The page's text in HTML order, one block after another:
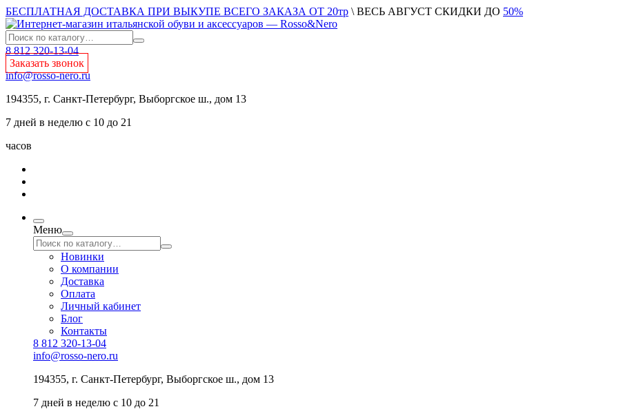
БЕСПЛАТНАЯ ДОСТАВКА ПРИ ВЫКУПЕ ВСЕГО ЗАКАЗА ОТ 20тр \ ВЕСЬ АВГУСТ СКИДКИ ДО 50%
8 812 320-13-04
Заказать звонок
info@rosso-nero.ru
194355, г. Санкт-Петербург, Выборгское ш., дом 13
7 дней в неделю с 10 до 21
часов
Меню
Новинки
О компании
Доставка
Оплата
Личный кабинет
Блог
Контакты
8 812 320-13-04
info@rosso-nero.ru
194355, г. Санкт-Петербург, Выборгское ш., дом 13
7 дней в неделю с 10 до 21